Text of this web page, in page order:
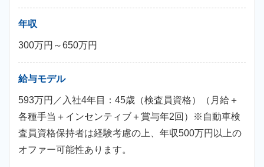
年収
300万円～650万円
給与モデル
593万円／入社4年目：45歳（検査員資格）（月給＋
各種手当＋インセンティブ＋賞与年2回）※自動車検
査員資格保持者は経験考慮の上、年収500万円以上の
オファー可能性あります。